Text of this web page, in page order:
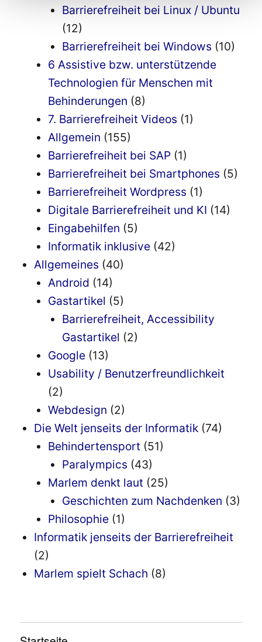
Barrierefreiheit bei Linux / Ubuntu
(12)
Barrierefreiheit bei Windows (10)
6 Assistive bzw. unterstützende
Technologien für Menschen mit
Behinderungen (8)
7. Barrierefreiheit Videos (1)
Allgemein (155)
Barrierefreiheit bei SAP (1)
Barrierefreiheit bei Smartphones (5)
Barrierefreiheit Wordpress (1)
Digitale Barrierefreiheit und KI (14)
Eingabehilfen (5)
Informatik inklusive (42)
Allgemeines (40)
Android (14)
Gastartikel (5)
Barrierefreiheit, Accessibility
Gastartikel (2)
Google (13)
Usability / Benutzerfreundlichkeit
(2)
Webdesign (2)
Die Welt jenseits der Informatik (74)
Behindertensport (51)
Paralympics (43)
Marlem denkt laut (25)
Geschichten zum Nachdenken (3)
Philosophie (1)
Informatik jenseits der Barrierefreiheit
(2)
Marlem spielt Schach (8)